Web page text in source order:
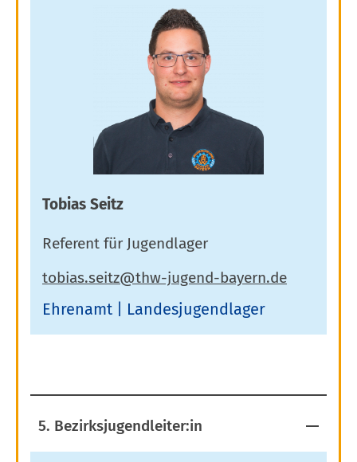
Tobias Seitz
Referent für Jugendlager
Ehrenamt Landesjugendlager
5. Bezirksjugendleiter:in